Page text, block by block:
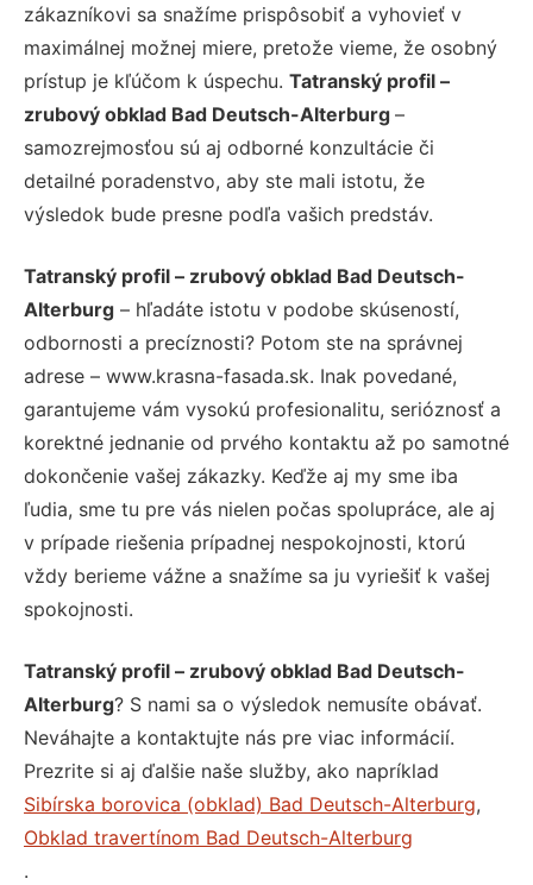
zákazníkovi sa snažíme prispôsobiť a vyhovieť v
maximálnej možnej miere, pretože vieme, že osobný
prístup je kľúčom k úspechu. Tatranský profil –
zrubový obklad Bad Deutsch-Alterburg –
samozrejmosťou sú aj odborné konzultácie či
detailné poradenstvo, aby ste mali istotu, že
výsledok bude presne podľa vašich predstáv.
Tatranský profil – zrubový obklad Bad Deutsch-
Alterburg – hľadáte istotu v podobe skúseností,
odbornosti a precíznosti? Potom ste na správnej
adrese – www.krasna-fasada.sk. Inak povedané,
garantujeme vám vysokú profesionalitu, serióznosť a
korektné jednanie od prvého kontaktu až po samotné
dokončenie vašej zákazky. Keďže aj my sme iba
ľudia, sme tu pre vás nielen počas spolupráce, ale aj
v prípade riešenia prípadnej nespokojnosti, ktorú
vždy berieme vážne a snažíme sa ju vyriešiť k vašej
spokojnosti.
Tatranský profil – zrubový obklad Bad Deutsch-
Alterburg? S nami sa o výsledok nemusíte obávať.
Neváhajte a kontaktujte nás pre viac informácií.
Prezrite si aj ďalšie naše služby, ako napríklad
Sibírska borovica (obklad) Bad Deutsch-Alterburg,
Obklad travertínom Bad Deutsch-Alterburg
.